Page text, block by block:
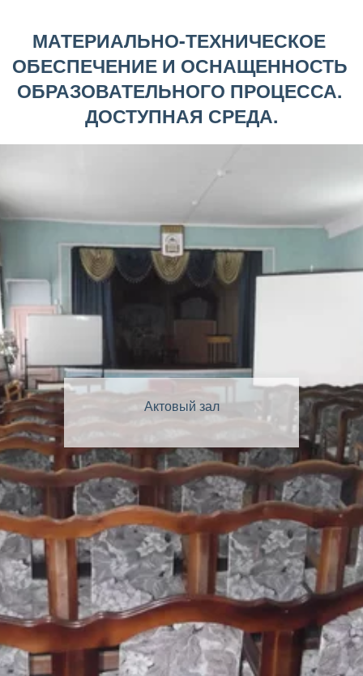
МАТЕРИАЛЬНО-ТЕХНИЧЕСКОЕ
ОБЕСПЕЧЕНИЕ И ОСНАЩЕННОСТЬ
ОБРАЗОВАТЕЛЬНОГО ПРОЦЕССА.
ДОСТУПНАЯ СРЕДА.
Актовый зал